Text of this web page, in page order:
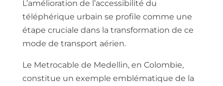
L’amélioration de l’accessibilité du
téléphérique urbain se profile comme une
étape cruciale dans la transformation de ce
mode de transport aérien.
Le Metrocable de Medellin, en Colombie,
constitue un exemple emblématique de la